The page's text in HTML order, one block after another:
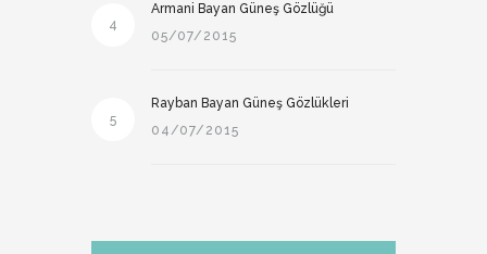
4
Armani Bayan Güneş Gözlüğü
05/07/2015
5
Rayban Bayan Güneş Gözlükleri
04/07/2015